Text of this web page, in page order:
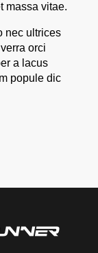
massa vitae.
nec ultrices
orci
a lacus
popule dic